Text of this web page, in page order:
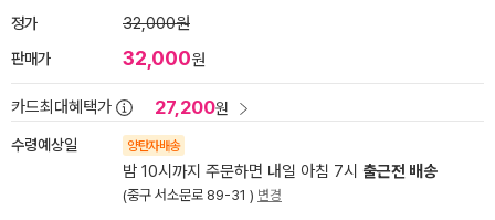
정가 32,000원
판매가 32,000원
카드최대혜택가 27,200원
수령예상일 양탄자배송
밤 10시까지 주문하면 내일 아침 7시 출근전 배송
(중구 서소문로 89-31 ) 변경